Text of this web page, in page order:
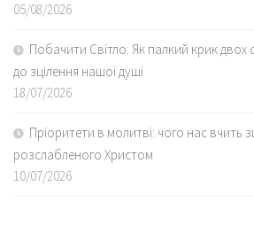
05/08/2026
Побачити Світло: Як палкий крик двох
до зцілення нашої душі
18/07/2026
Пріоритети в молитві: чого нас вчить
розслабленого Христом
10/07/2026